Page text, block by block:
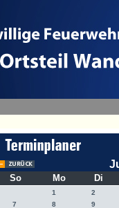
So Mo Di
1
2
7
8
9